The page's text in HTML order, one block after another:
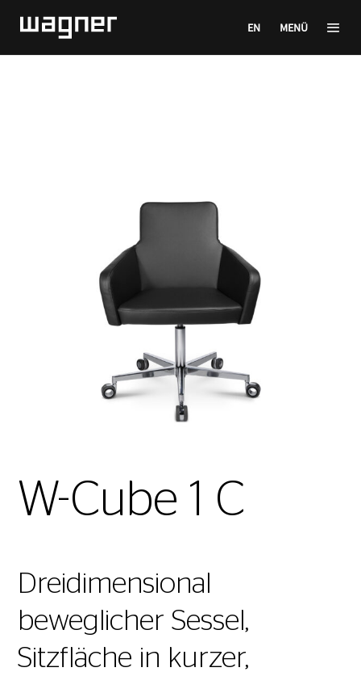
EN MENÜ
W-Cube 1 C
Dreidimensional
beweglicher Sessel,
Sitzfläche in kurzer,